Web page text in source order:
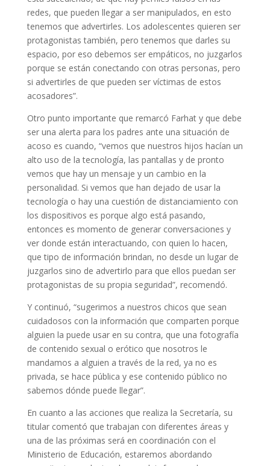
redes, que pueden llegar a ser manipulados, en esto
tenemos que advertirles. Los adolescentes quieren ser
protagonistas también, pero tenemos que darles su
espacio, por eso debemos ser empáticos, no juzgarlos
porque se están conectando con otras personas, pero
si advertirles de que pueden ser víctimas de estos
acosadores”.
Otro punto importante que remarcó Farhat y que debe
ser una alerta para los padres ante una situación de
acoso es cuando, “vemos que nuestros hijos hacían un
alto uso de la tecnología, las pantallas y de pronto
vemos que hay un mensaje y un cambio en la
personalidad. Si vemos que han dejado de usar la
tecnología o hay una cuestión de distanciamiento con
los dispositivos es porque algo está pasando,
entonces es momento de generar conversaciones y
ver donde están interactuando, con quien lo hacen,
que tipo de información brindan, no desde un lugar de
juzgarlos sino de advertirlo para que ellos puedan ser
protagonistas de su propia seguridad”, recomendó.
Y continuó, “sugerimos a nuestros chicos que sean
cuidadosos con la información que comparten porque
alguien la puede usar en su contra, que una fotografía
de contenido sexual o erótico que nosotros le
mandamos a alguien a través de la red, ya no es
privada, se hace pública y ese contenido público no
sabemos dónde puede llegar”.
En cuanto a las acciones que realiza la Secretaría, su
titular comentó que trabajan con diferentes áreas y
una de las próximas será en coordinación con el
Ministerio de Educación, estaremos abordando